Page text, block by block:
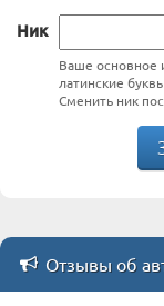
Ник
Ваше основное
латинские
Сменить ник
Отзывы об